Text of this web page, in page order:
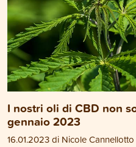
I nostri oli di CBD non
gennaio 2023
16.01.2023 di Nicole Cannellotto